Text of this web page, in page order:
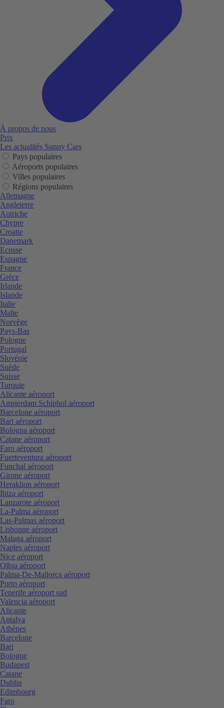
À propos de nous
Prix
Les actualités Sunny Cars
Pays populaires
Aéroports populaires
Villes populaires
Régions populaires
Allemagne
Angleterre
Autriche
Chypre
Croatie
Danemark
Ecosse
Espagne
France
Grèce
Irlande
Islande
Italie
Malte
Norvège
Pays-Bas
Pologne
Portugal
Slovénie
Suède
Suisse
Turquie
Alicante aéroport
Amsterdam Schiphol aéroport
Barcelone aéroport
Bari aéroport
Bologna aéroport
Catane aéroport
Faro aéroport
Fuerteventura aéroport
Funchal aéroport
Girone aéroport
Heraklion aéroport
Ibiza aéroport
Lanzarote aéroport
La-Palma aéroport
Las-Palmas aéroport
Lisbonne aéroport
Malaga aéroport
Naples aéroport
Nice aéroport
Olbia aéroport
Palma-De-Mallorca aéroport
Porto aéroport
Tenerife aéroport sud
Valencia aéroport
Alicante
Antalya
Athènes
Barcelone
Bari
Bologne
Budapest
Catane
Dublin
Edimbourg
Faro